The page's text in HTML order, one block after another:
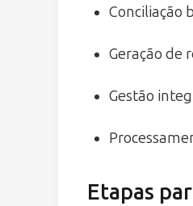
Conciliação
Geração de
Gestão
Etapas